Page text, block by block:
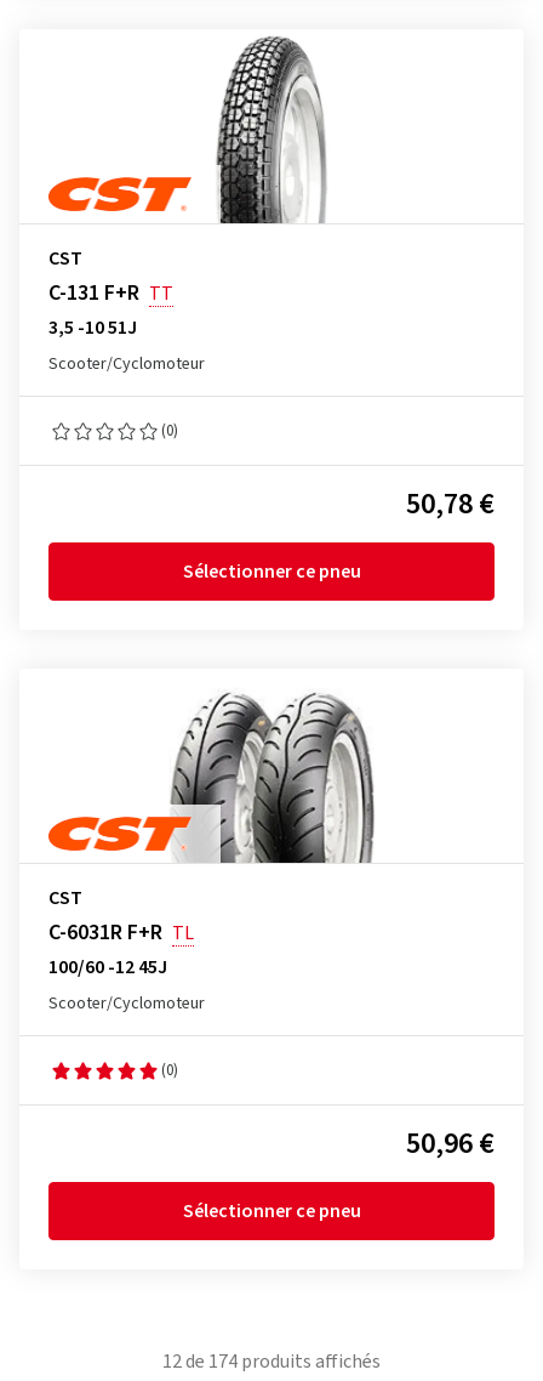
CST
C-131 F+R TT
3,5 -10 51J
Scooter/Cyclomoteur
(0)
50,78 €
Sélectionner ce pneu
CST
C-6031R F+R TL
100/60 -12 45J
Scooter/Cyclomoteur
(0)
50,96 €
Sélectionner ce pneu
12de 174produits affichés